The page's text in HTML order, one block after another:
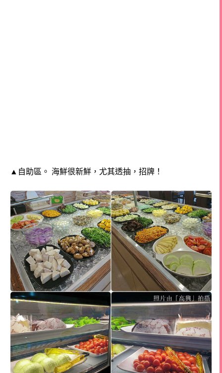
▲ 自助區。 海鮮很新鮮，尤其透抽，招牌！